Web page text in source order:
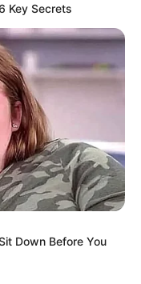
Key Secrets
Down Before You